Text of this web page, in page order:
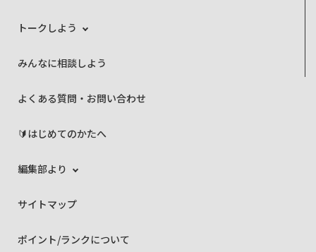
トークしよう
みんなに相談しよう
よくある質問・お問い合わせ
🔰はじめてのかたへ
編集部より
サイトマップ
ポイント/ランクについて